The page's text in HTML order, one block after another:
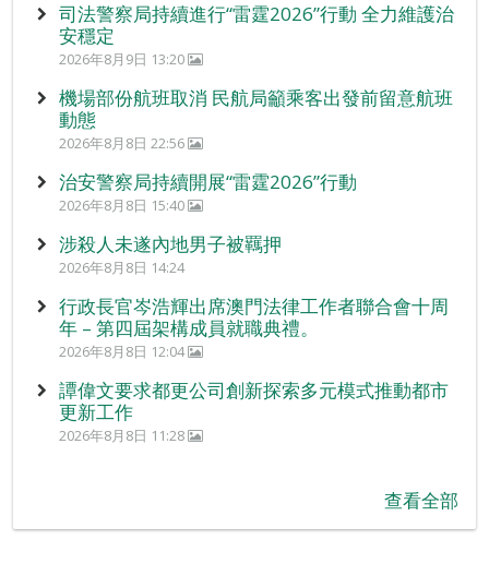
司法警察局持續進行“雷霆2026”行動 全力維護治
安穩定
2026年8月9日 13:20
機場部份航班取消 民航局籲乘客出發前留意航班
動態
2026年8月8日 22:56
治安警察局持續開展“雷霆2026”行動
2026年8月8日 15:40
涉殺人未遂內地男子被羈押
2026年8月8日 14:24
行政長官岑浩輝出席澳門法律工作者聯合會十周
年 – 第四屆架構成員就職典禮。
2026年8月8日 12:04
譚偉文要求都更公司創新探索多元模式推動都市
更新工作
2026年8月8日 11:28
查看全部